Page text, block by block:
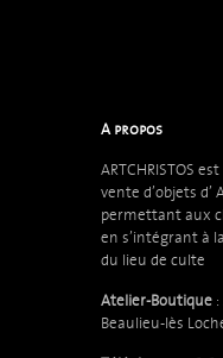
A propos
ARTCHRISTOS
vente d’objets d’
permettant aux
en s’intégrant à
du lieu de culte
Atelier-Boutique
Beaulieu-lès